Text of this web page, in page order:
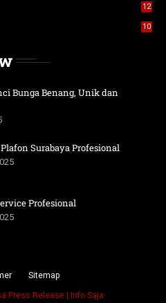
12
10
Bunga Benang, Unik dan
Surabaya Profesional
Profesional
Sitemap
Press Release | Info Saja